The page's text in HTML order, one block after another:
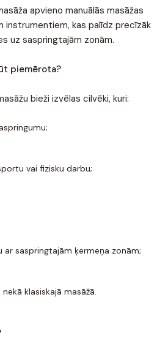
apvieno manuālās masāžas
instrumentiem, kas palīdz precīzāk
uz saspringtajām zonām.
piemērota?
bieži izvēlas cilvēki, kuri:
vai fizisku darbu;
ar saspringtajām ķermeņa zonām;
klasiskajā masāžā.